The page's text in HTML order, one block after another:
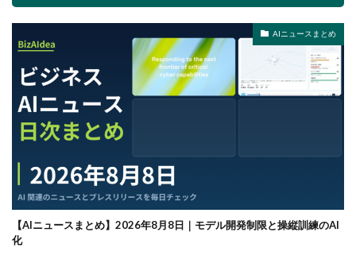
AIニュースまとめ
【AIニュースまとめ】2026年8月8日｜モデル開発制限と操縦訓練のAI
化